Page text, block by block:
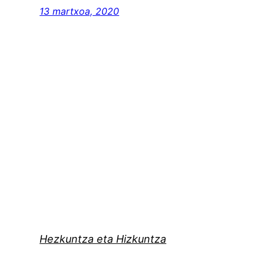
13 martxoa, 2020
Hezkuntza eta Hizkuntza